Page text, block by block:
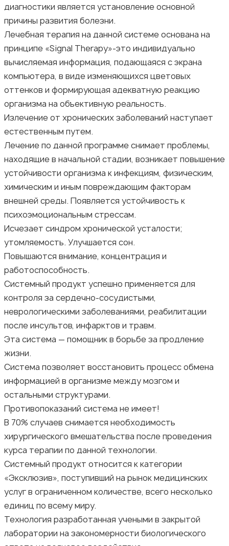
диагностики является установление основной
причины развития болезни.
Лечебная терапия на данной системе основана на
принципе «Signal Therapy»-это индивидуально
вычисляемая информация, подающаяся с экрана
компьютера, в виде изменяющихся цветовых
оттенков и формирующая адекватную реакцию
организма на объективную реальность.
Излечение от хронических заболеваний наступает
естественным путем.
Лечение по данной программе снимает проблемы,
находящие в начальной стадии, возникает повышение
устойчивости организма к инфекциям, физическим,
химическим и иным повреждающим факторам
внешней среды. Появляется устойчивость к
психоэмоциональным стрессам.
Исчезает синдром хронической усталости;
утомляемость. Улучшается сон.
Повышаются внимание, концентрация и
работоспособность.
Системный продукт успешно применяется для
контроля за сердечно-сосудистыми,
неврологическими заболеваниями, реабилитации
после инсультов, инфарктов и травм.
Эта система — помощник в борьбе за продление
жизни.
Система позволяет восстановить процесс обмена
информацией в организме между мозгом и
остальными структурами.
Противопоказаний система не имеет!
В 70% случаев снимается необходимость
хирургического вмешательства после проведения
курса терапии по данной технологии.
Системный продукт относится к категории
«Эксклюзив», поступивший на рынок медицинских
услуг в ограниченном количестве, всего несколько
единиц по всему миру.
Технология разработанная учеными в закрытой
лаборатории на закономерности биологического